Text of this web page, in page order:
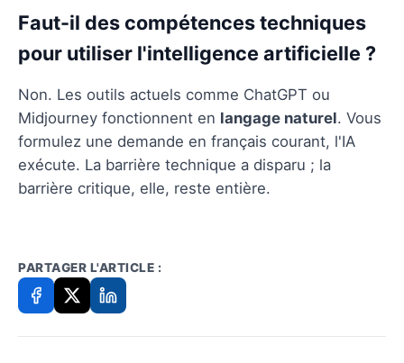
Faut-il des compétences techniques
pour utiliser l'intelligence artificielle ?
Non. Les outils actuels comme ChatGPT ou
Midjourney fonctionnent en langage naturel. Vous
formulez une demande en français courant, l'IA
exécute. La barrière technique a disparu ; la
barrière critique, elle, reste entière.
PARTAGER L'ARTICLE :